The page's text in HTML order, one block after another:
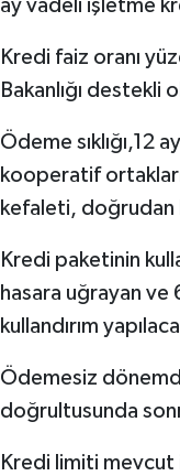
ay vadeli işletme
Kredi faiz oranı
Bakanlığı destekli
Ödeme
kooperatif
kefaleti, doğrudan
Kredi paketinin
hasara uğrayan ve
kullandırım
Ödemesiz
doğrultusunda
Kredi limiti mevcut